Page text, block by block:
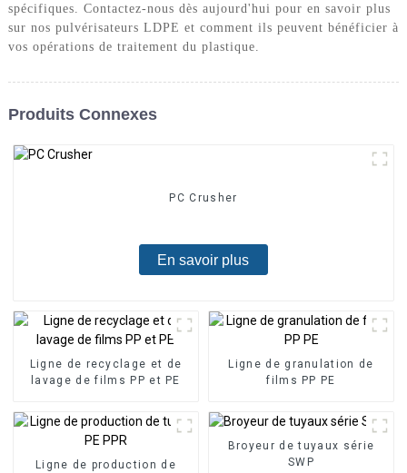
spécifiques. Contactez-nous dès aujourd'hui pour en savoir plus
sur nos pulvérisateurs LDPE et comment ils peuvent bénéficier à
vos opérations de traitement du plastique.
Produits Connexes
PC Crusher
En savoir plus
Ligne de recyclage et de
lavage de films PP et PE
Ligne de granulation de
films PP PE
Ligne de production de
Broyeur de tuyaux série
SWP